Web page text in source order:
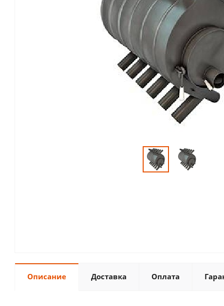
Описание Доставка Оплата